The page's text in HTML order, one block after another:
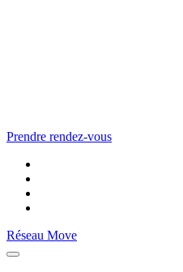
Prendre rendez-vous
Réseau Move